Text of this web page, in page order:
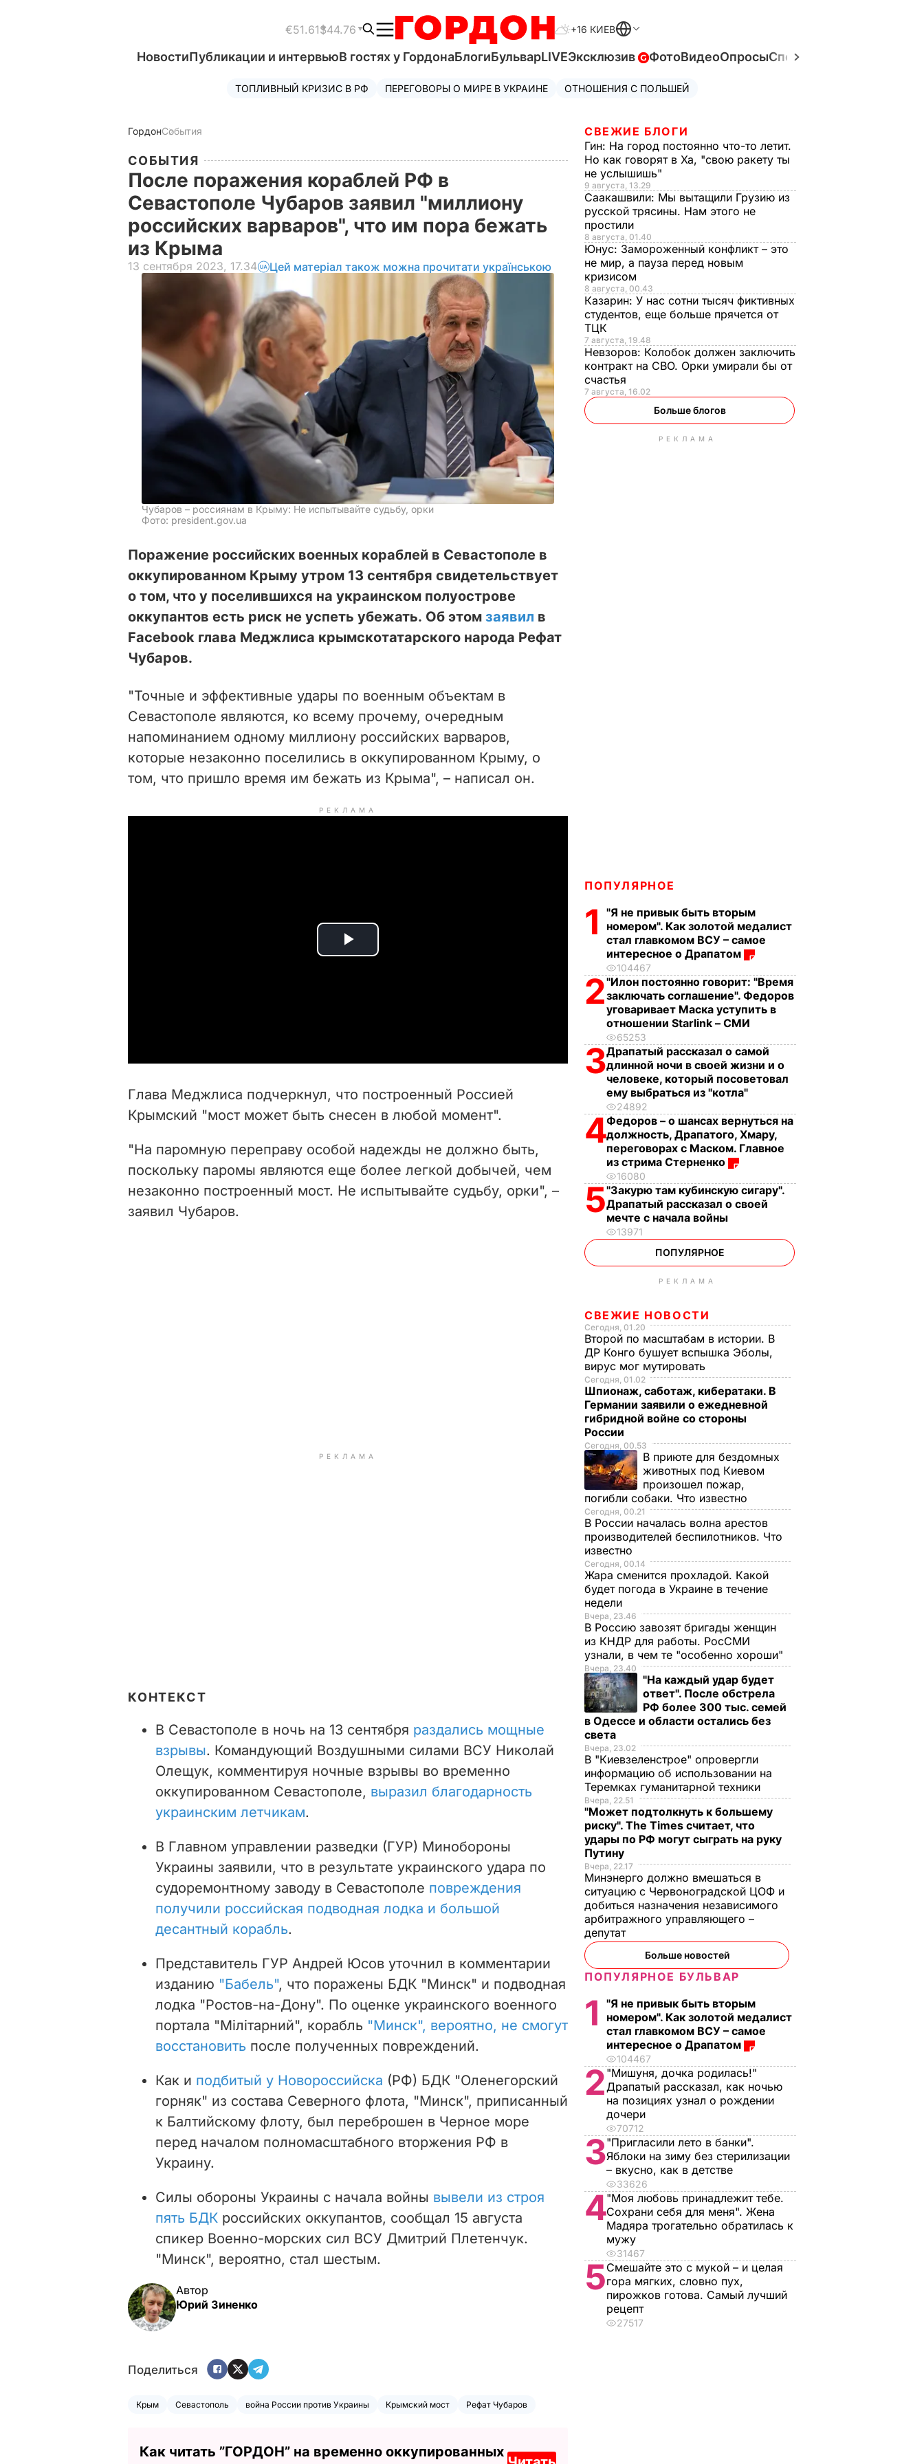
€51.61$44.76 +16 КИЕВ
НовостиПубликации и интервьюВ гостях у ГордонаБлогиБульварLIVEЭксклюзив ФотоВидеоОпросыСпецпроекты
ТОПЛИВНЫЙ КРИЗИС В РФ ПЕРЕГОВОРЫ О МИРЕ В УКРАИНЕ ОТНОШЕНИЯ С ПОЛЬШЕЙ
ГордонСобытия
СОБЫТИЯ
После поражения кораблей РФ в
Севастополе Чубаров заявил "миллиону
российских варваров", что им пора бежать
из Крыма
13 сентября 2023, 17.34 Цей матеріал також можна прочитати українською
Чубаров – россиянам в Крыму: Не испытывайте судьбу, орки
Фото: president.gov.ua
Поражение российских военных кораблей в Севастополе в
оккупированном Крыму утром 13 сентября свидетельствует
о том, что у поселившихся на украинском полуострове
оккупантов есть риск не успеть убежать. Об этом заявил в
Facebook глава Меджлиса крымскотатарского народа Рефат
Чубаров.
"Точные и эффективные удары по военным объектам в
Севастополе являются, ко всему прочему, очередным
напоминанием одному миллиону российских варваров,
которые незаконно поселились в оккупированном Крыму, о
том, что пришло время им бежать из Крыма", – написал он.
РЕКЛАМА
P
i
d
e
o
Глава Меджлиса подчеркнул, что построенный Россией
Крымский "мост может быть снесен в любой момент".
"На паромную переправу особой надежды не должно быть,
поскольку паромы являются еще более легкой добычей, чем
незаконно построенный мост. Не испытывайте судьбу, орки", –
заявил Чубаров.
РЕКЛАМА
КОНТЕКСТ
В Севастополе в ночь на 13 сентября раздались мощные
взрывы. Командующий Воздушными силами ВСУ Николай
Олещук, комментируя ночные взрывы во временно
оккупированном Севастополе, выразил благодарность
украинским летчикам.
В Главном управлении разведки (ГУР) Минобороны
Украины заявили, что в результате украинского удара по
судоремонтному заводу в Севастополе повреждения
получили российская подводная лодка и большой
десантный корабль.
Представитель ГУР Андрей Юсов уточнил в комментарии
изданию "Бабель", что поражены БДК "Минск" и подводная
лодка "Ростов-на-Дону". По оценке украинского военного
портала "Мілітарний", корабль "Минск", вероятно, не смогут
восстановить после полученных повреждений.
Как и подбитый у Новороссийска (РФ) БДК "Оленегорский
горняк" из состава Северного флота, "Минск", приписанный
к Балтийскому флоту, был переброшен в Черное море
перед началом полномасштабного вторжения РФ в
Украину.
Силы обороны Украины с начала войны вывели из строя
пять БДК российских оккупантов, сообщал 15 августа
спикер Военно-морских сил ВСУ Дмитрий Плетенчук.
"Минск", вероятно, стал шестым.
Автор
Юрий Зиненко
Поделиться
Крым Севастополь война России против Украины Крымский мост Рефат Чубаров
Как читать ”ГОРДОН” на временно оккупированных
СВЕЖИЕ БЛОГИ
Гин: На город постоянно что-то летит.
Но как говорят в Ха, "свою ракету ты
не услышишь"
9 августа, 13.29
Саакашвили: Мы вытащили Грузию из
русской трясины. Нам этого не
простили
8 августа, 01.40
Юнус: Замороженный конфликт – это
не мир, а пауза перед новым
кризисом
8 августа, 00.43
Казарин: У нас сотни тысяч фиктивных
студентов, еще больше прячется от
ТЦК
7 августа, 19.48
Невзоров: Колобок должен заключить
контракт на СВО. Орки умирали бы от
счастья
7 августа, 16.02
Больше блогов
РЕКЛАМА
ПОПУЛЯРНОЕ
1
"Я не привык быть вторым
номером". Как золотой медалист
стал главкомом ВСУ – самое
интересное о Драпатом
104467
2"Илон постоянно говорит: "Время
заключать соглашение". Федоров
уговаривает Маска уступить в
отношении Starlink – СМИ
65253
3Драпатый рассказал о самой
длинной ночи в своей жизни и о
человеке, который посоветовал
ему выбраться из "котла"
24892
4Федоров – о шансах вернуться на
должность, Драпатого, Хмару,
переговорах с Маском. Главное
из стрима Стерненко
16080
5"Закурю там кубинскую сигару".
Драпатый рассказал о своей
мечте с начала войны
13971
ПОПУЛЯРНОЕ
РЕКЛАМА
СВЕЖИЕ НОВОСТИ
Сегодня, 01.20
Второй по масштабам в истории. В
ДР Конго бушует вспышка Эболы,
вирус мог мутировать
Сегодня, 01.02
Шпионаж, саботаж, кибератаки. В
Германии заявили о ежедневной
гибридной войне со стороны
России
Сегодня, 00.53
В приюте для бездомных
животных под Киевом
произошел пожар,
погибли собаки. Что известно
Сегодня, 00.21
В России началась волна арестов
производителей беспилотников. Что
известно
Сегодня, 00.14
Жара сменится прохладой. Какой
будет погода в Украине в течение
недели
Вчера, 23.46
В Россию завозят бригады женщин
из КНДР для работы. РосСМИ
узнали, в чем те "особенно хороши"
Вчера, 23.40
"На каждый удар будет
ответ". После обстрела
РФ более 300 тыс. семей
в Одессе и области остались без
света
Вчера, 23.02
В "Киевзеленстрое" опровергли
информацию об использовании на
Теремках гуманитарной техники
Вчера, 22.51
"Может подтолкнуть к большему
риску". The Times считает, что
удары по РФ могут сыграть на руку
Путину
Вчера, 22.17
Минэнерго должно вмешаться в
ситуацию с Червоноградской ЦОФ и
добиться назначения независимого
арбитражного управляющего –
депутат
Больше новостей
ПОПУЛЯРНОЕ БУЛЬВАР
1
"Я не привык быть вторым
номером". Как золотой медалист
стал главкомом ВСУ – самое
интересное о Драпатом
104467
2 "Мишуня, дочка родилась!"
Драпатый рассказал, как ночью
на позициях узнал о рождении
дочери
70712
3"Пригласили лето в банки".
Яблоки на зиму без стерилизации
– вкусно, как в детстве
33626
4"Моя любовь принадлежит тебе.
Сохрани себя для меня". Жена
Мадяра трогательно обратилась к
мужу
31467
5Смешайте это с мукой – и целая
гора мягких, словно пух,
пирожков готова. Самый лучший
рецепт
27517